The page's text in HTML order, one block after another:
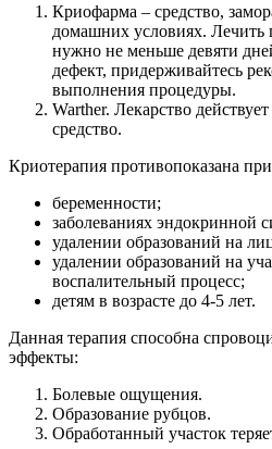
Криофарма – средство,
домашних условиях. Лечить
нужно не меньше девяти
дефект, придерживайтесь
выполнения процедуры.
Warther. Лекарство
средство.
Криотерапия противопоказана
беременности;
заболеваниях эндокринной
удалении образований на
удалении образований на
воспалительный процесс;
детям в возрасте до 4-5 лет.
Данная терапия способна
эффекты:
Болевые ощущения.
Образование рубцов.
Обработанный участок